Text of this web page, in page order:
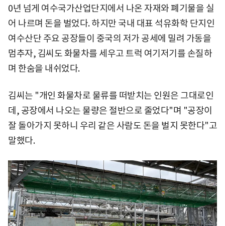
0년 넘게 여수국가산업단지에서 나온 자재와 폐기물을 실
어 나르며 돈을 벌었다. 하지만 국내 대표 석유화학 단지인
여수산단 주요 공장들이 중국의 저가 공세에 밀려 가동을
멈추자, 김씨도 화물차를 세우고 트럭 여기저기를 손질하
며 한숨을 내쉬었다.
김씨는 "개인 화물차로 물류를 떠받치는 인원은 그대로인
데, 공장에서 나오는 물량은 절반으로 줄었다"며 "공장이
잘 돌아가지 못하니 우리 같은 사람도 돈을 벌지 못한다"고
말했다.